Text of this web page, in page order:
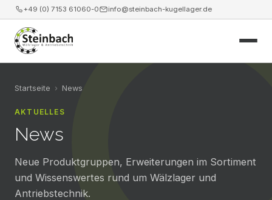
+49 (0) 7153 61060-0 info@steinbach-kugellager.de
Start
Produkte
News
Startseite › News
AKTUELLES
News
Neue Produktgruppen, Erweiterungen im Sortiment
und Wissenswertes rund um Wälzlager und
Antriebstechnik.